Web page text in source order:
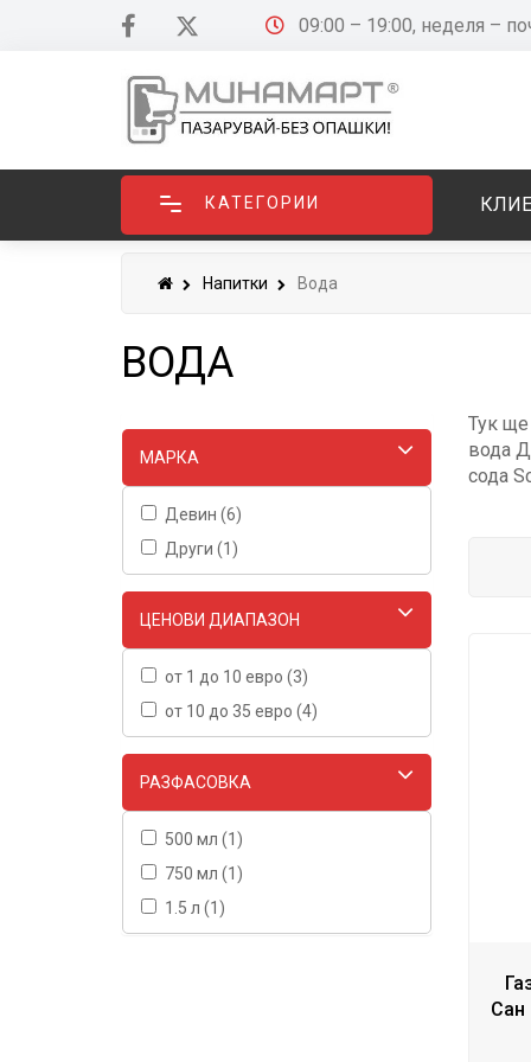
09:00 – 19:00, неделя –
КАТЕГОРИИ
Напитки Вода
ВОДА
МАРКA
Девин (6)
Други (1)
ЦЕНОВИ ДИАПАЗОН
от 1 до 10 евро (3)
от 10 до 35 евро (4)
РАЗФАСОВКА
500 мл (1)
750 мл (1)
1.5 л (1)
Тук ще
вода
сода
Сан